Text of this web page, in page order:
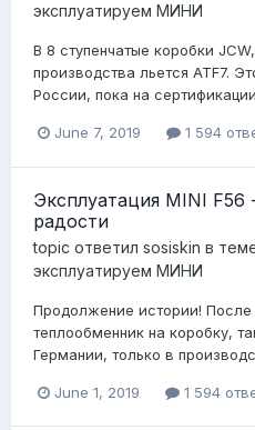
эксплуатируем МИНИ
В 8 ступенчатые коробки
производства льется ATF7.
России, пока на
June 7, 2019 1 594
Эксплуатация MINI F56
радости
topic ответил sosiskin в
эксплуатируем МИНИ
Продолжение истории!
теплообменник на коробку,
Германии, только в
June 1, 2019 1 594